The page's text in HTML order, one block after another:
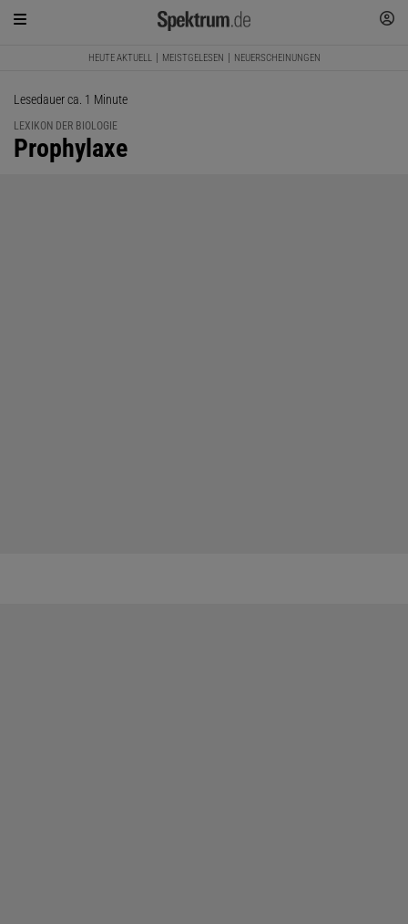
HEUTE AKTUELL MEISTGELESEN NEUERSCHEINUNGEN
Lesedauer ca. 1 Minute
LEXIKON DER BIOLOGIE
:
Prophylaxe